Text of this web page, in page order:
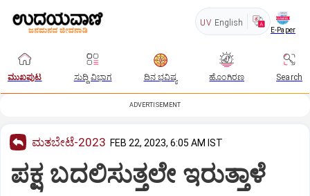
UV English
E-Paper
ಮುಖಪುಟ ಸುದ್ದಿ ವಿಭಾಗ ದಿನ ಭವಿಷ್ಯ ಹೊಂಗಿರಣ Search
ADVERTISEMENT
ಮತಬೇಟೆ-2023 FEB 22, 2023, 6:05 AM IST
ಪಕ್ಷ ಬದಲಿಸುತ್ತಲೇ ಇರುತ್ತಾಳೆ